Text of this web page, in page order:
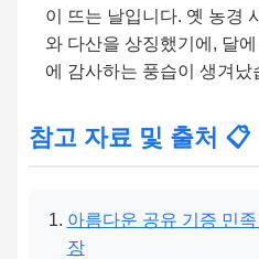
이 뜨는 날입니다. 옛 농경
와 다산을 상징했기에, 달
에 감사하는 풍습이 생겨났
참고 자료 및 출처 📋
아름다운 공유 기증 민
장